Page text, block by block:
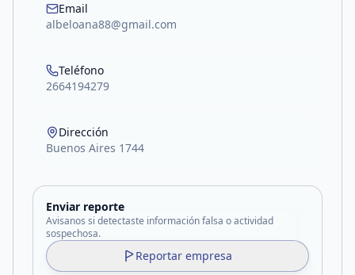
Email
albeloana88@gmail.com
Teléfono
2664194279
Dirección
Buenos Aires 1744
Enviar reporte
Avisanos si detectaste información falsa o actividad
sospechosa.
Reportar empresa